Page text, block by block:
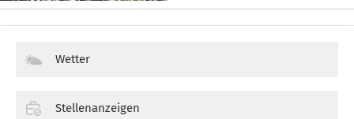
Wetter
Stellenanzeigen